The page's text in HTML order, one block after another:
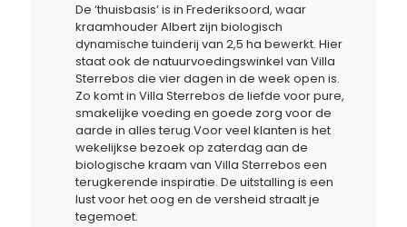
De ‘thuisbasis’ is in Frederiksoord, waar
kraamhouder Albert zijn biologisch
dynamische tuinderij van 2,5 ha bewerkt. Hier
staat ook de natuurvoedingswinkel van Villa
Sterrebos die vier dagen in de week open is.
Zo komt in Villa Sterrebos de liefde voor pure,
smakelijke voeding en goede zorg voor de
aarde in alles terug.Voor veel klanten is het
wekelijkse bezoek op zaterdag aan de
biologische kraam van Villa Sterrebos een
terugkerende inspiratie. De uitstalling is een
lust voor het oog en de versheid straalt je
tegemoet.